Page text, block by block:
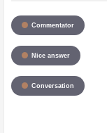
Commentator
Nice answer
Conversation